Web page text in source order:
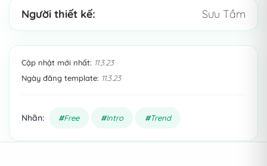
Người thiết kế: ​ Sưu Tầm
Cập nhật mới nhất: 11.3.23
Ngày đăng template: 11.3.23
Nhãn: Free Intro Trend